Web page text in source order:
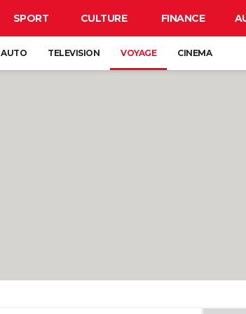
SPORT CULTURE FINANCE
AUTO TELEVISION VOYAGE CINEMA